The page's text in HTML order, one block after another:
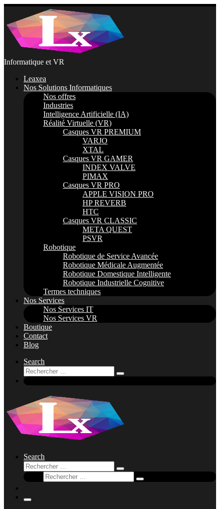
Passer
contenu
Informatique et VR
Leaxea
Nos Solutions Informatiques
Nos offres
Industries
Intelligence Artificielle (IA)
Réalité Virtuelle (VR)
Casques VR PREMIUM
VARJO
XTAL
Casques VR GAMER
INDEX VALVE
PIMAX
Casques VR PRO
APPLE VISION PRO
HP REVERB
HTC
Casques VR CLASSIC
META QUEST
PSVR
Robotique
Robotique de Service Avancée
Robotique Médicale Augmentée
Robotique Domestique Intelligente
Robotique Industrielle Cognitive
Termes techniques
Nos Services
Nos Services IT
Nos Services VR
Boutique
Contact
Blog
Search
Rechercher
Rechercher
…
Search
Rechercher
Rechercher
Rechercher
Rechercher
Menu